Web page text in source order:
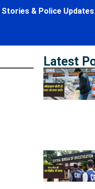
Stories & Police Updates
Latest